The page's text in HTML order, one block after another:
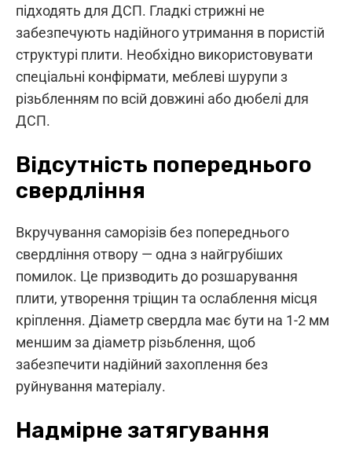
підходять для ДСП. Гладкі стрижні не
забезпечують надійного утримання в пористій
структурі плити. Необхідно використовувати
спеціальні конфірмати, меблеві шурупи з
різьбленням по всій довжині або дюбелі для
ДСП.
Відсутність попереднього
свердління
Вкручування саморізів без попереднього
свердління отвору — одна з найгрубіших
помилок. Це призводить до розшарування
плити, утворення тріщин та ослаблення місця
кріплення. Діаметр свердла має бути на 1-2 мм
меншим за діаметр різьблення, щоб
забезпечити надійний захоплення без
руйнування матеріалу.
Надмірне затягування